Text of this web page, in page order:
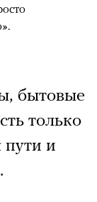
бытовые
только
пути и